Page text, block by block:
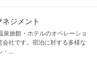
ジメント
旅館・ホテルのオペレーショ
社です。 宿泊に対する多様な
・...